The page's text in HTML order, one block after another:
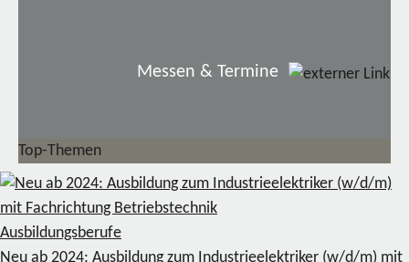
Messen & Termine
Top-Themen
Ausbildungsberufe
Neu ab 2024: Ausbildung zum Industrieelektriker (w/d/m) mit